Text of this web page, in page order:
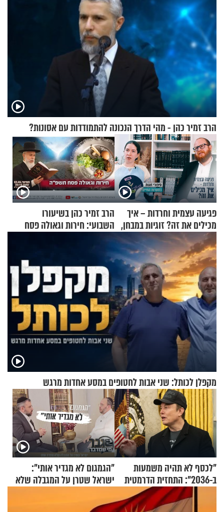
הרב זמיר כהן - מהי הדרך הנכונה להתמודדות עם אסונות?
פגיעה עצמית וחרדות – איך
מכילים את זה? זוגיות במבחן,
הפעם עם יהודית ואלתר כהן
הרב זמיר כהן בשיעורו
השבועי: חירות וגאולה פסח
תשפ"ה
מקפלן לכותל: שני אבות לחטופים במסע אחדות מרגש
"לכסף לא תהיה משמעות
ב-2036": התחזית הדרמטית
של אילון מאסק על עתיד
הכלכלה
"הגמגום לא מגדיר אותי":
ישראל שטרן על המגבלה שלא